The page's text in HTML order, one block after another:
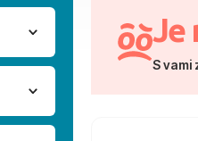
Je
S vami